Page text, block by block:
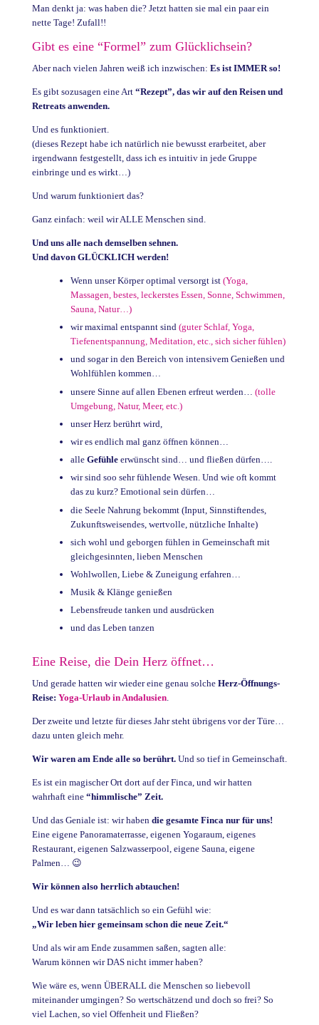
Man denkt ja: was haben die? Jetzt hatten sie mal ein paar ein
nette Tage! Zufall!!
Gibt es eine “Formel” zum Glücklichsein?
Aber nach vielen Jahren weiß ich inzwischen: Es ist IMMER so!
Es gibt sozusagen eine Art “Rezept”, das wir auf den Reisen und
Retreats anwenden.
Und es funktioniert.
(dieses Rezept habe ich natürlich nie bewusst erarbeitet, aber
irgendwann festgestellt, dass ich es intuitiv in jede Gruppe
einbringe und es wirkt…)
Und warum funktioniert das?
Ganz einfach: weil wir ALLE Menschen sind.
Und uns alle nach demselben sehnen.
Und davon GLÜCKLICH werden!
Wenn unser Körper optimal versorgt ist (Yoga,
Massagen, bestes, leckerstes Essen, Sonne, Schwimmen,
Sauna, Natur…)
wir maximal entspannt sind (guter Schlaf, Yoga,
Tiefenentspannung, Meditation, etc., sich sicher fühlen)
und sogar in den Bereich von intensivem Genießen und
Wohlfühlen kommen…
unsere Sinne auf allen Ebenen erfreut werden… (tolle
Umgebung, Natur, Meer, etc.)
unser Herz berührt wird,
wir es endlich mal ganz öffnen können…
alle Gefühle erwünscht sind… und fließen dürfen….
wir sind soo sehr fühlende Wesen. Und wie oft kommt
das zu kurz? Emotional sein dürfen…
die Seele Nahrung bekommt (Input, Sinnstiftendes,
Zukunftsweisendes, wertvolle, nützliche Inhalte)
sich wohl und geborgen fühlen in Gemeinschaft mit
gleichgesinnten, lieben Menschen
Wohlwollen, Liebe & Zuneigung erfahren…
Musik & Klänge genießen
Lebensfreude tanken und ausdrücken
und das Leben tanzen
Eine Reise, die Dein Herz öffnet…
Und gerade hatten wir wieder eine genau solche Herz-Öffnungs-
Reise: Yoga-Urlaub in Andalusien.
Der zweite und letzte für dieses Jahr steht übrigens vor der Türe…
dazu unten gleich mehr.
Wir waren am Ende alle so berührt. Und so tief in Gemeinschaft.
Es ist ein magischer Ort dort auf der Finca, und wir hatten
wahrhaft eine “himmlische” Zeit.
Und das Geniale ist: wir haben die gesamte Finca nur für uns!
Eine eigene Panoramaterrasse, eigenen Yogaraum, eigenes
Restaurant, eigenen Salzwasserpool, eigene Sauna, eigene
Palmen… 😉
Wir können also herrlich abtauchen!
Und es war dann tatsächlich so ein Gefühl wie:
„Wir leben hier gemeinsam schon die neue Zeit.“
Und als wir am Ende zusammen saßen, sagten alle:
Warum können wir DAS nicht immer haben?
Wie wäre es, wenn ÜBERALL die Menschen so liebevoll
miteinander umgingen? So wertschätzend und doch so frei? So
viel Lachen, so viel Offenheit und Fließen?